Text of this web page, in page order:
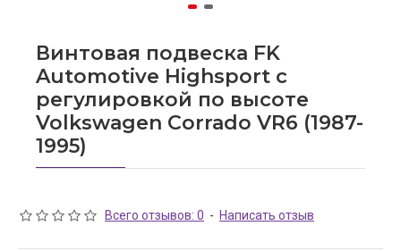
Винтовая подвеска FK
Automotive Highsport c
регулировкой по высоте
Volkswagen Corrado VR6 (1987-
1995)
Всего отзывов: 0 - Написать отзыв